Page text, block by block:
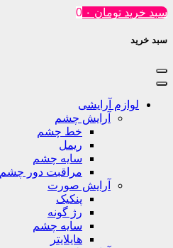
سبد خرید تومان 0
سبد خرید
لوازم آرایشی
آرایش چشم
خط چشم
ریمل
سایه چشم
مراقبت دور چشم
آرایش صورت
پنکیک
رژ گونه
سایه چشم
هایلایتر